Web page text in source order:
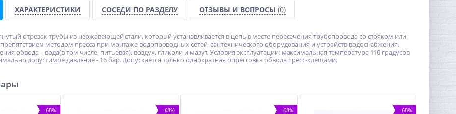
ХАРАКТЕРИСТИКИ СОСЕДИ ПО РАЗДЕЛУ ОТЗЫВЫ И ВОПРОСЫ (0)
отрезок трубы из нержавеющей стали, который устанавливается в цепь в месте пересечения трубопровода со стояком или
методом пресса при монтаже водопроводных сетей, сантехнического оборудования и устройств водоснабжения.
обвода - вода(в том числе, питьевая), воздух, гликоли и мазут. Условия эксплуатации: максимальная температура 110 градусов
допустимое давление - 16 бар. Допускается только однократная опрессовка обвода пресс-клещами.
-68% -68% -68% -68%